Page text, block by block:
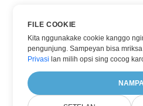
Sampeyan bisa nggunakake
FILE COOKIE
Kita nggunakake cookie kanggo
pengunjung. Sampeyan bisa
Privasi lan milih opsi sing cocog